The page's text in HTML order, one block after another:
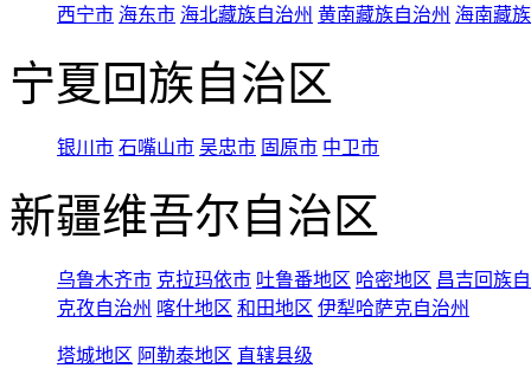
西宁市 海东市 海北藏族自治州 黄南藏族自治州 海南藏
宁夏回族自治区
银川市 石嘴山市 吴忠市 固原市 中卫市
新疆维吾尔自治区
乌鲁木齐市 克拉玛依市 吐鲁番地区 哈密地区 昌吉回族
克孜自治州 喀什地区 和田地区 伊犁哈萨克自治州
塔城地区 阿勒泰地区 直辖县级